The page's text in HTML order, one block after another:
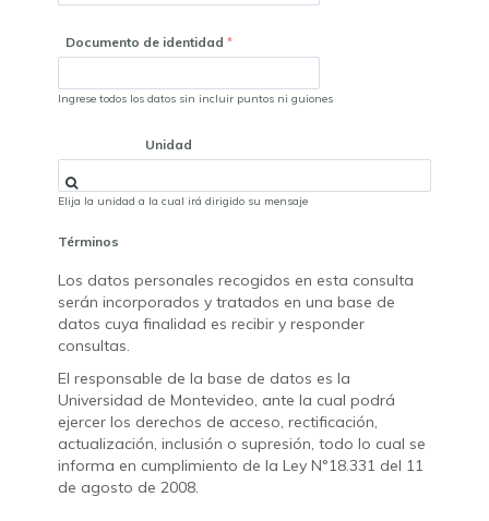
Documento de identidad
Ingrese todos los datos sin incluir puntos ni guiones
Unidad
Elija la unidad a la cual irá dirigido su mensaje
Términos
Los datos personales recogidos en esta consulta
serán incorporados y tratados en una base de
datos cuya finalidad es recibir y responder
consultas.
El responsable de la base de datos es la
Universidad de Montevideo, ante la cual podrá
ejercer los derechos de acceso, rectificación,
actualización, inclusión o supresión, todo lo cual se
informa en cumplimiento de la Ley N°18.331 del 11
de agosto de 2008.